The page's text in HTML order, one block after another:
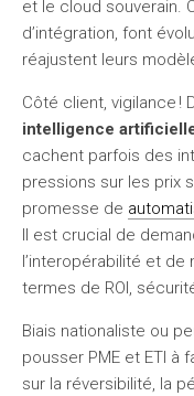
et le cloud souverain.
d’intégration, font
réajustent leurs
Côté client, vigilance !
intelligence
cachent parfois des
pressions sur les prix
promesse de
Il est crucial de
l’interopérabilité et
termes de ROI,
Biais nationaliste ou
pousser PME et ETI à
sur la réversibilité, la